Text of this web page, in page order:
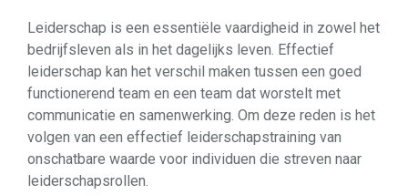
Leiderschap is een essentiële vaardigheid in zowel het
bedrijfsleven als in het dagelijks leven. Effectief
leiderschap kan het verschil maken tussen een goed
functionerend team en een team dat worstelt met
communicatie en samenwerking. Om deze reden is het
volgen van een effectief leiderschapstraining van
onschatbare waarde voor individuen die streven naar
leiderschapsrollen.